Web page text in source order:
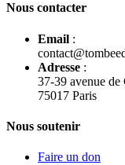
Nous contacter
Email :
Adresse :
37-39 avenue
75017 Paris
Nous soutenir
Faire un don